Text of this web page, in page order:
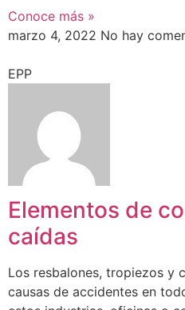
Conoce más »
marzo 4, 2022 No hay
EPP
Elementos de
caídas
Los resbalones, tropiezos y
causas de accidentes en